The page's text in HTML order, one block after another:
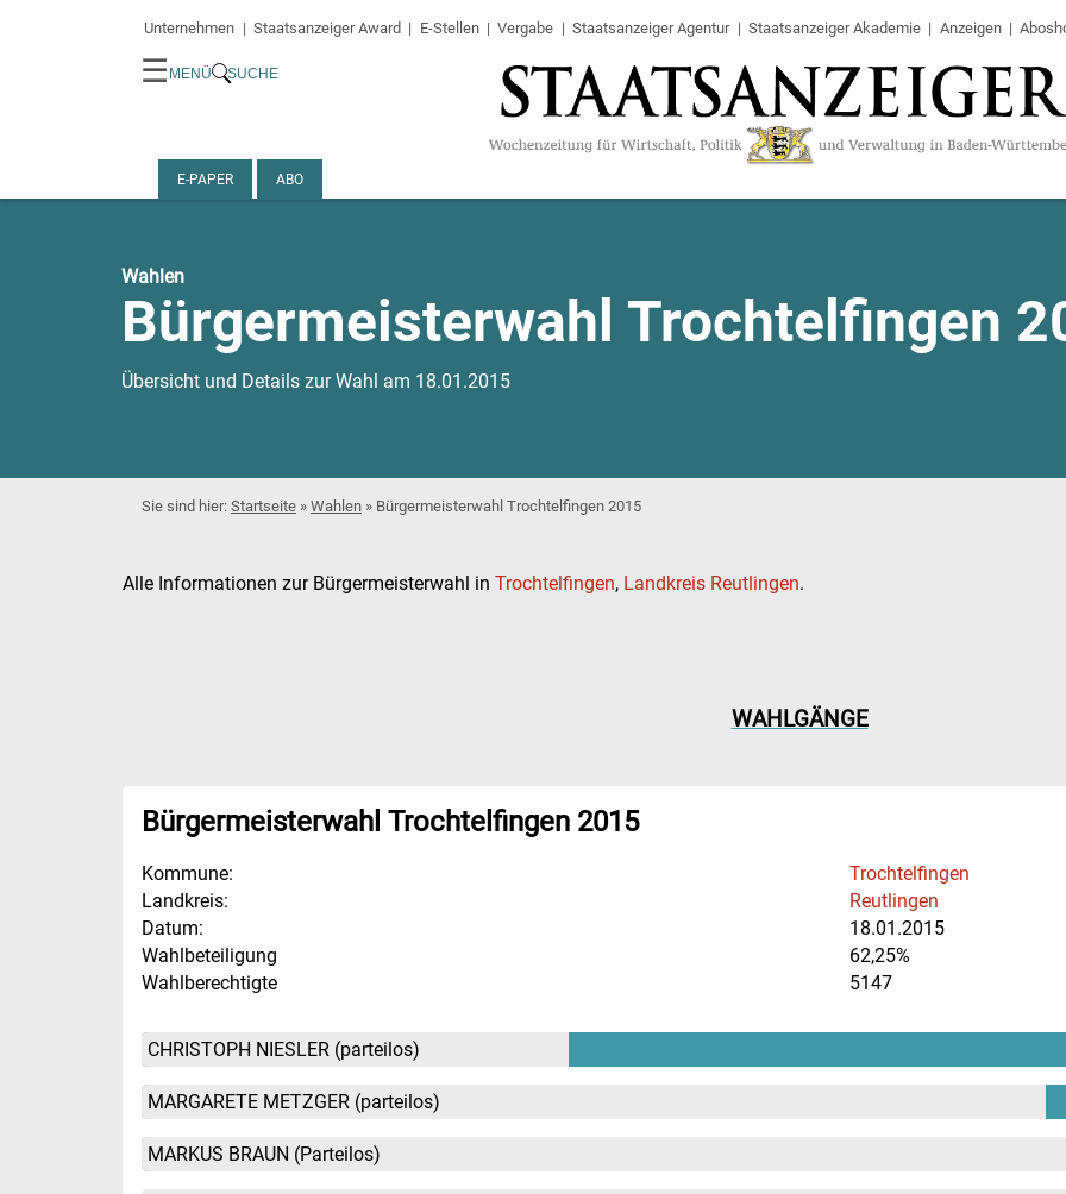
Unternehmen Staatsanzeiger Award E-Stellen Vergabe Staatsanzeiger Agentur Staatsanzeiger Akademie Anzeigen
☰ MENÜ SUCHE
E-PAPER ABO
Wahlen
Bürgermeisterwahl Trochtelfingen
Übersicht und Details zur Wahl am 18.01.2015
Startseite » Wahlen » Bürgermeisterwahl Trochtelfingen 2015
Alle Informationen zur Bürgermeisterwahl in Trochtelfingen, Landkreis Reutlingen.
WAHLGÄNGE
Bürgermeisterwahl Trochtelfingen 2015
Kommune:
Trochtelfingen
Landkreis:
Reutlingen
Datum:
18.01.2015
Wahlbeteiligung
62,25%
Wahlberechtigte
5147
CHRISTOPH NIESLER (parteilos)
MARGARETE METZGER (parteilos)
MARKUS BRAUN (Parteilos)